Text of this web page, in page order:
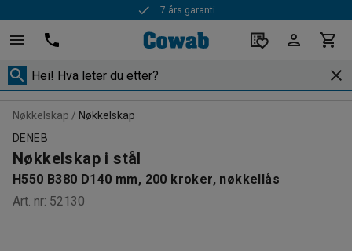
7 års garanti
Nøkkelskap
Nøkkelskap
DENEB
Nøkkelskap i stål
H550 B380 D140 mm, 200 kroker, nøkkellås
Art. nr: 52130